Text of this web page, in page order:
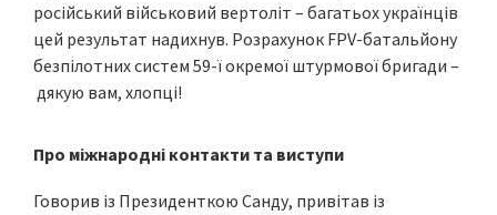
російський військовий вертоліт – багатьох українців
цей результат надихнув. Розрахунок FPV-батальйону
безпілотних систем 59-ї окремої штурмової бригади –
дякую вам, хлопці!
Про міжнародні контакти та виступи
Говорив із Президенткою Санду, привітав із